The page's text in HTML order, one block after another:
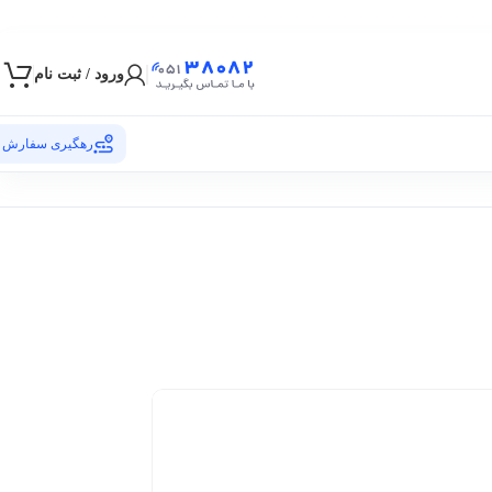
ورود / ثبت نام
رهگیری سفارش